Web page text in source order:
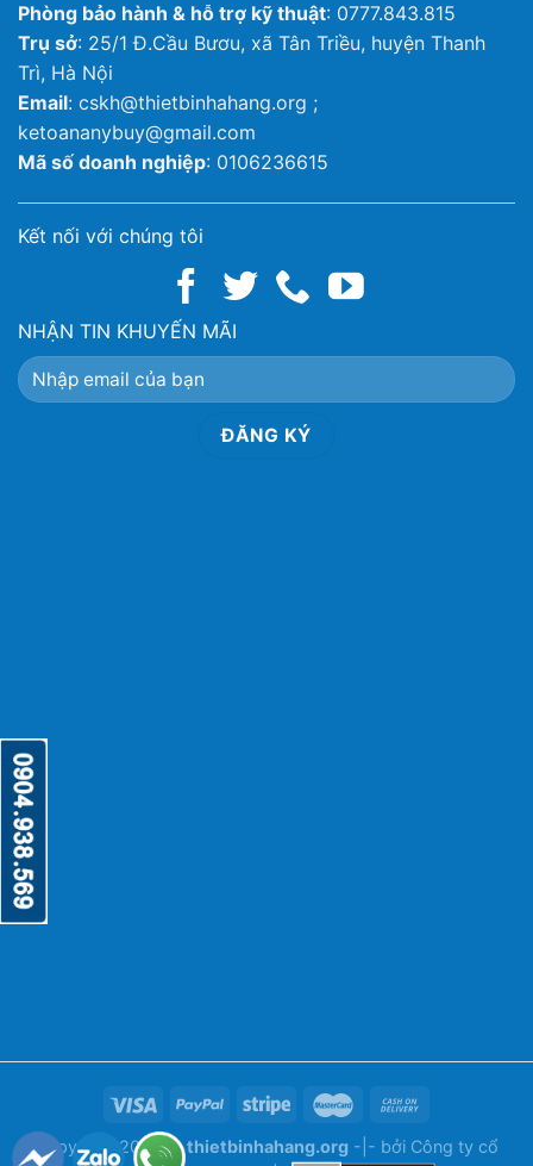
Phòng bảo hành & hỗ trợ kỹ thuật: 0777.843.815
Trụ sở: 25/1 Đ.Cầu Bươu, xã Tân Triều, huyện Thanh
Trì, Hà Nội
Email: cskh@thietbinhahang.org ;
ketoananybuy@gmail.com
Mã số doanh nghiệp: 0106236615
Kết nối với chúng tôi
NHẬN TIN KHUYẾN MÃI
Copyright 2026 ©thietbinhahang.org -|- bởi Công ty cổ